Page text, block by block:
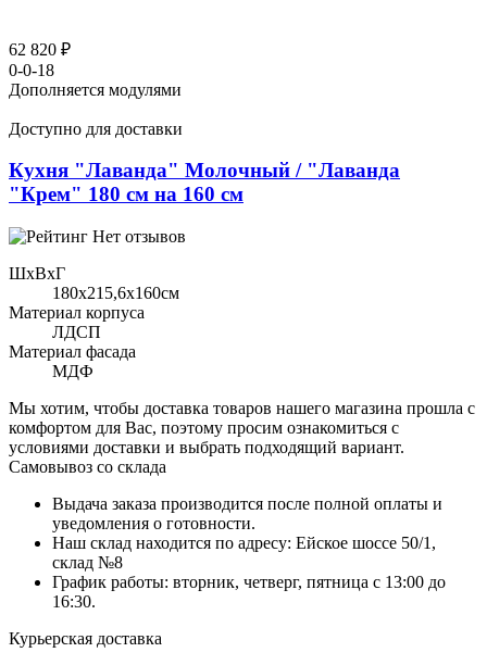
62 820 ₽
0-0-18
Дополняется модулями
Доступно для доставки
Кухня "Лаванда" Молочный / "Лаванда
"Крем" 180 см на 160 см
Нет отзывов
ШхВхГ
180x215,6х160см
Материал корпуса
ЛДСП
Материал фасада
МДФ
Мы хотим, чтобы доставка товаров нашего магазина прошла с
комфортом для Вас, поэтому просим ознакомиться с
условиями доставки и выбрать подходящий вариант.
Самовывоз со склада
Выдача заказа производится после полной оплаты и
уведомления о готовности.
Наш склад находится по адресу: Ейское шоссе 50/1,
склад №8
График работы: вторник, четверг, пятница с 13:00 до
16:30.
Курьерская доставка